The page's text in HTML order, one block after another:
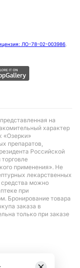
ЛО-78-02-003986,
на
характер
«Озерки»
препаратов,
Российской
применения». Не
лекарственных
можно
при
Бронирование товара
заказа в
только при заказе